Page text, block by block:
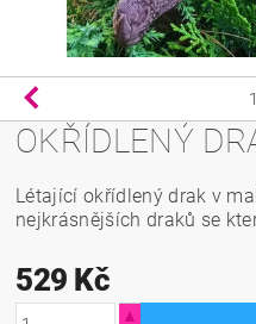
1
OKŘÍDLENÝ
Létající okřídlený drak v
nejkrásnějších draků se
529 Kč